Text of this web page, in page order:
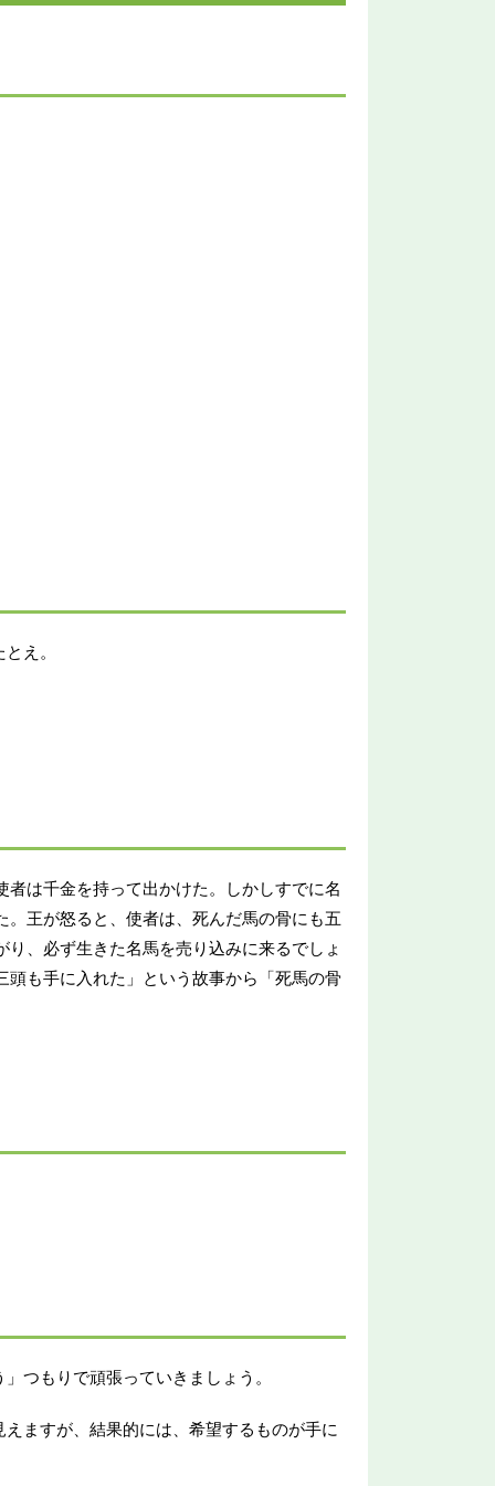
え。
は千金を持って出かけた。しかしすでに名
王が怒ると、使者は、死んだ馬の骨にも五
、必ず生きた名馬を売り込みに来るでしょ
も手に入れた」という故事から「死馬の骨
つもりで頑張っていきましょう。
ますが、結果的には、希望するものが手に